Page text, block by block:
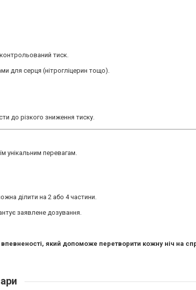
тиск.
для серця (нітрогліцерин тощо).
до різкого зниження тиску.
унікальним перевагам.
ділити на 2 або 4 частини.
заявлене дозування.
який допоможе перетворити кожну ніч на